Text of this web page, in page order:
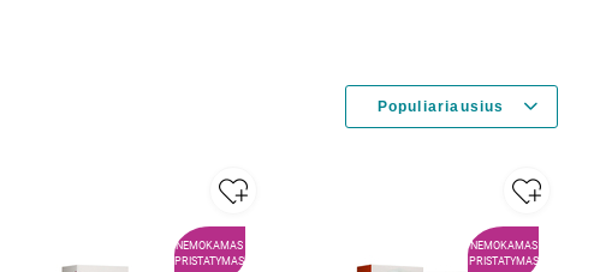
NEMOKAMAS
PRISTATYMAS
NEMOKAMAS
PRISTATYMAS